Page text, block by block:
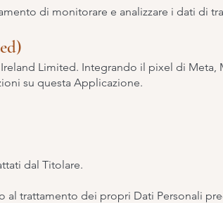
di monitorare e analizzare i dati di
Limited. Integrando il pixel di Meta,
su questa Applicazione.
dal Titolare.
al trattamento dei propri Dati Personali